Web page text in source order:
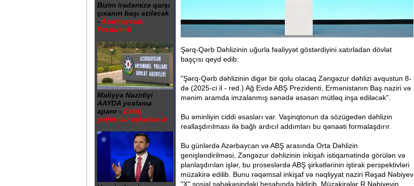
Bizim iradəmizə qarşı
çıxanın başı əziləcək
- Azərbaycan
Prezidenti
Maliyyə Nazirliyi
AAYDA yoxlama
aparır - Ciddi
yeyintilər aşkarlanıb
Şərq-Qərb Dəhlizinin uğurla fəaliyyət göstərdiyini xatırladan dövlət
başçısı qeyd edib:
"Şərq-Qərb dəhlizinin digər bir qolu olacaq Zəngəzur dəhlizi avqustun 8-
də (2025-ci il - red.) Ağ Evdə ABŞ Prezidenti, Ermənistanın Baş naziri və
mənim aramda imzalanmış sənədə əsasən mütləq inşa ediləcək".
Bu əminliyin ciddi əsasları var. Vaşinqtonun da sözügedən dəhlizin
reallaşdırılması ilə bağlı ardıcıl addımları bu qənaəti formalaşdırır.
Bu günlərdə Azərbaycan və ABŞ arasında Orta Dəhlizin
genişləndirilməsi, Zəngəzur dəhlizinin inkişafı istiqamətində görülən və
planlaşdırılan işlər, bu proseslərdə ABŞ şirkətlərinin iştirak perspektivləri
müzakirə edilib. Bunu rəqəmsal inkişaf və nəqliyyat naziri Rəşad Nəbiyev
"X" sosial şəbəkəsindəki hesabında bildirib. Müzakirələr R.Nəbiyevin